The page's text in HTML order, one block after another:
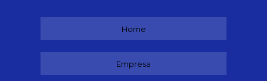
Home
Empresa